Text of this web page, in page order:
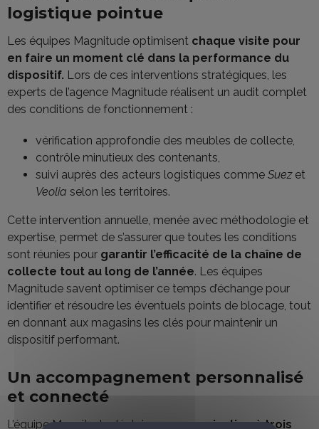
logistique pointue
Les équipes Magnitude optimisent chaque visite pour
en faire un moment clé dans la performance du
dispositif. Lors de ces interventions stratégiques, les
experts de l’agence Magnitude réalisent un audit complet
des conditions de fonctionnement :
vérification approfondie des meubles de collecte,
contrôle minutieux des contenants,
suivi auprès des acteurs logistiques comme Suezet
Veolia selon les territoires.
Cette intervention annuelle, menée avec méthodologie et
expertise, permet de s’assurer que toutes les conditions
sont réunies pour garantir l’efficacité de la chaîne de
collecte tout au long de l’année. Les équipes
Magnitude savent optimiser ce temps d’échange pour
identifier et résoudre les éventuels points de blocage, tout
en donnant aux magasins les clés pour maintenir un
dispositif performant.
Un accompagnement personnalisé
et connecté
L’équipe Magnitude déploieune organisation à trois